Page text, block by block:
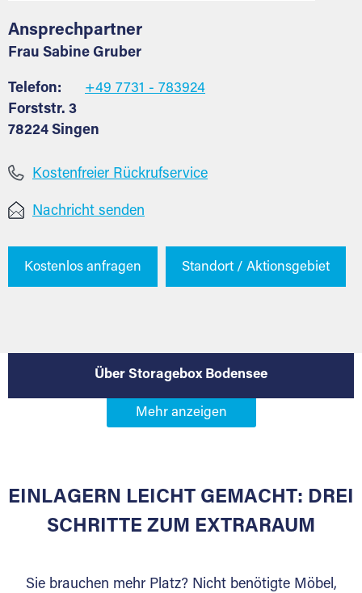
Ansprechpartner
Frau Sabine Gruber
Telefon:
+49 7731 - 783924
Forststr. 3
78224 Singen
Kostenfreier Rückrufservice
Nachricht senden
Kostenlos anfragen Standort / Aktionsgebiet
Über Storagebox Bodensee
EINLAGERN LEICHT GEMACHT: DREI
SCHRITTE ZUM EXTRARAUM
Sie brauchen mehr Platz? Nicht benötigte Möbel,